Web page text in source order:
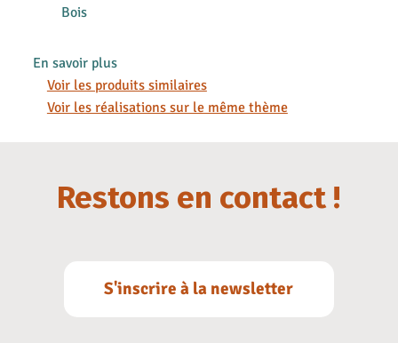
Bois
En savoir plus
Voir les produits similaires
Voir les réalisations sur le même thème
Restons en contact !
S'inscrire à la newsletter